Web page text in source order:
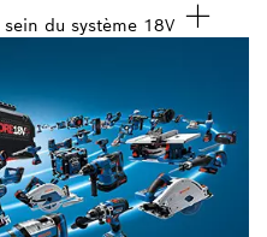
du système 18V